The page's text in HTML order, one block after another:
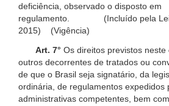
deficiência, observado o disposto em
regulamento. (Incluído pela Lei
2015) (Vigência)
Art. 7° Os direitos previstos
outros decorrentes de tratados ou
de que o Brasil seja signatário, da
ordinária, de regulamentos expedidos
administrativas competentes, bem